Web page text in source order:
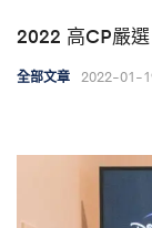
2022 高CP嚴
全部文章 2022-01-